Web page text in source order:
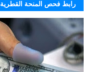
رابط فحص المنحة القطرية